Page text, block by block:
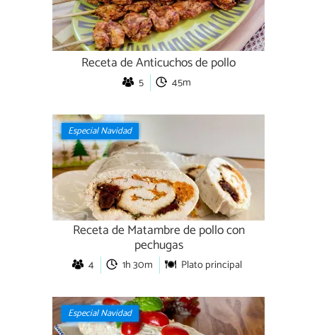
Receta de Anticuchos de pollo
5 45m
Especial Navidad
Receta de Matambre de pollo con
pechugas
4 1h 30m Plato principal
Especial Navidad